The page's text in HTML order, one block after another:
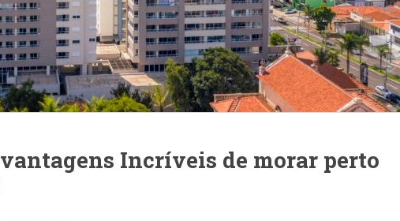
Incríveis de morar perto